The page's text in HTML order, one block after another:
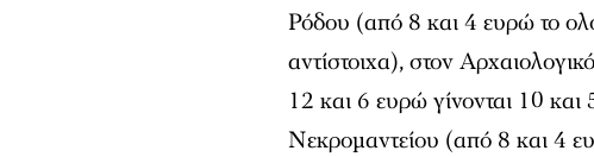
Ρόδου (από 8 και 4 ευρώ το
αντίστοιχα), στον
12 και 6 ευρώ γίνονται 10
Νεκρομαντείου (από 8 και 4